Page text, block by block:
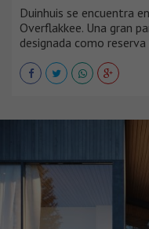
Duinhuis se encuentra
Overflakkee. Una gran
designada como